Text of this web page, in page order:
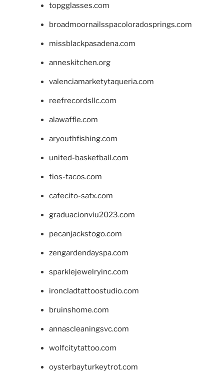
topgglasses.com
broadmoornailsspacoloradosprings.com
missblackpasadena.com
anneskitchen.org
valenciamarketytaqueria.com
reefrecordsllc.com
alawaffle.com
aryouthfishing.com
united-basketball.com
tios-tacos.com
cafecito-satx.com
graduacionviu2023.com
pecanjackstogo.com
zengardendayspa.com
sparklejewelryinc.com
ironcladtattoostudio.com
bruinshome.com
annascleaningsvc.com
wolfcitytattoo.com
oysterbayturkeytrot.com